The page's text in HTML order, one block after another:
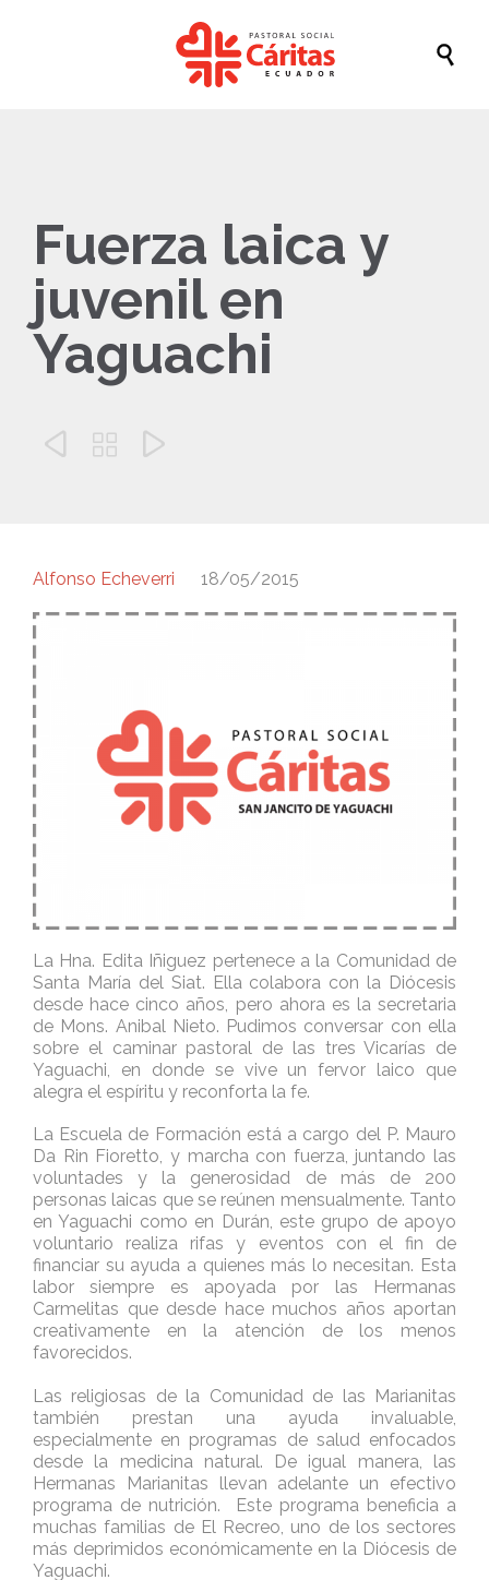

Fuerza laica y
juvenil en
Yaguachi
  
Alfonso Echeverri 18/05/2015
La Hna. Edita Iñiguez pertenece a la Comunidad de
Santa María del Siat. Ella colabora con la Diócesis
desde hace cinco años, pero ahora es la secretaria
de Mons. Anibal Nieto. Pudimos conversar con ella
sobre el caminar pastoral de las tres Vicarías de
Yaguachi, en donde se vive un fervor laico que
alegra el espíritu y reconforta la fe.
La Escuela de Formación está a cargo del P. Mauro
Da Rin Fioretto, y marcha con fuerza, juntando las
voluntades y la generosidad de más de 200
personas laicas que se reúnen mensualmente. Tanto
en Yaguachi como en Durán, este grupo de apoyo
voluntario realiza rifas y eventos con el fin de
financiar su ayuda a quienes más lo necesitan. Esta
labor siempre es apoyada por las Hermanas
Carmelitas que desde hace muchos años aportan
creativamente en la atención de los menos
favorecidos.
Las religiosas de la Comunidad de las Marianitas
también prestan una ayuda invaluable,
especialmente en programas de salud enfocados
desde la medicina natural. De igual manera, las
Hermanas Marianitas llevan adelante un efectivo
programa de nutrición. Este programa beneficia a
muchas familias de El Recreo, uno de los sectores
más deprimidos económicamente en la Diócesis de
Yaguachi.